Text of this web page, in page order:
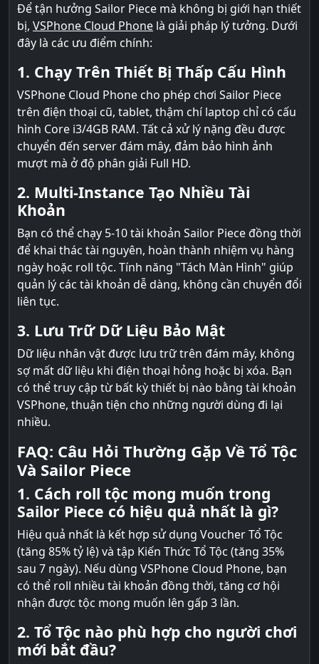
Để tận hưởng Sailor Piece mà không bị giới hạn thiết
bị, VSPhone Cloud Phone là giải pháp lý tưởng. Dưới
đây là các ưu điểm chính:
1. Chạy Trên Thiết Bị Thấp Cấu Hình
VSPhone Cloud Phone cho phép chơi Sailor Piece
trên điện thoại cũ, tablet, thậm chí laptop chỉ có cấu
hình Core i3/4GB RAM. Tất cả xử lý nặng đều được
chuyển đến server đám mây, đảm bảo hình ảnh
mượt mà ở độ phân giải Full HD.
2. Multi-Instance Tạo Nhiều Tài
Khoản
Bạn có thể chạy 5-10 tài khoản Sailor Piece đồng thời
để khai thác tài nguyên, hoàn thành nhiệm vụ hàng
ngày hoặc roll tộc. Tính năng "Tách Màn Hình" giúp
quản lý các tài khoản dễ dàng, không cần chuyển đổi
liên tục.
3. Lưu Trữ Dữ Liệu Bảo Mật
Dữ liệu nhân vật được lưu trữ trên đám mây, không
sợ mất dữ liệu khi điện thoại hỏng hoặc bị xóa. Bạn
có thể truy cập từ bất kỳ thiết bị nào bằng tài khoản
VSPhone, thuận tiện cho những người dùng đi lại
nhiều.
FAQ: Câu Hỏi Thường Gặp Về Tổ Tộc
Và Sailor Piece
1. Cách roll tộc mong muốn trong
Sailor Piece có hiệu quả nhất là gì?
Hiệu quả nhất là kết hợp sử dụng Voucher Tổ Tộc
(tăng 85% tỷ lệ) và tập Kiến Thức Tổ Tộc (tăng 35%
sau 7 ngày). Nếu dùng VSPhone Cloud Phone, bạn
có thể roll nhiều tài khoản đồng thời, tăng cơ hội
nhận được tộc mong muốn lên gấp 3 lần.
2. Tổ Tộc nào phù hợp cho người chơi
mới bắt đầu?